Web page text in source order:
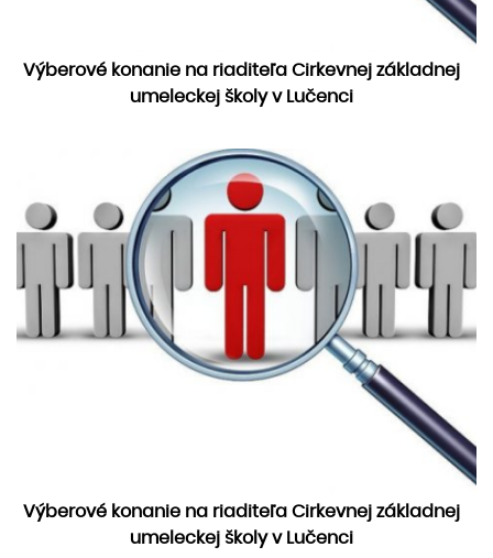
Výberové konanie na riaditeľa Cirkevnej základnej
umeleckej školy v Lučenci
Výberové konanie na riaditeľa Cirkevnej základnej
umeleckej školy v Lučenci